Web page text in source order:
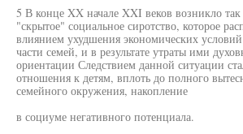
5 В конце XX начале XXI веков возникло
"скрытое" социальное сиротство, которое
влиянием ухудшения экономических
части семей, и в результате утраты ими
ориентации Следствием данной ситуации
отношения к детям, вплоть до полного
семейного окружения, накопление
в социуме негативного потенциала.